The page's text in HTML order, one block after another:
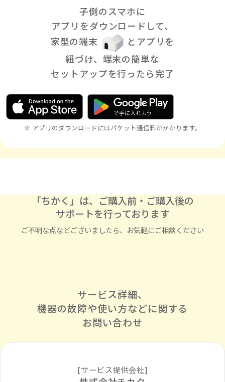
子側のスマホに
アプリをダウンロードして、
家型の端末
とアプリを
紐づけ、 端末の簡単な
セットアップを行ったら完了
※ アプリのダウンロードにはパケット通信料がかかります。
「ちかく」は、ご購入前・ご購入後の
サポートを行っております
ご不明な点などございましたら、お気軽にご相談ください
サービス詳細、
機器の故障や使い方などに関する
お問い合わせ
[サービス提供会社]